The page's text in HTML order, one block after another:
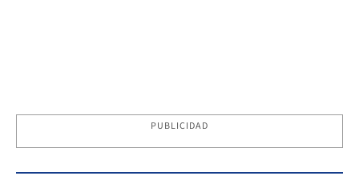
PUBLICIDAD